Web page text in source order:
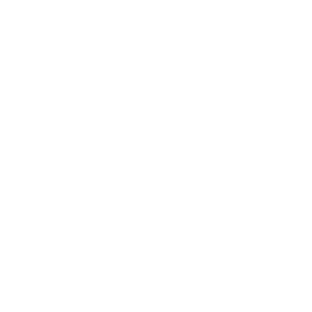
direkt nach derselben Mahlzeit täglich die Variabilität